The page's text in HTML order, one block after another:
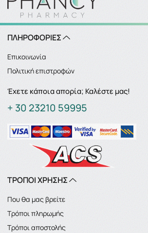
ΠΛΗΡΟΦΟΡΙΕΣ
Επικοινωνία
Πολιτική επιστροφών
Έχετε κάποια απορία; Καλέστε μας!
+ 30 23210 59995
ΤΡΟΠΟΙ ΧΡΗΣΗΣ
Που θα μας βρείτε
Τρόποι πληρωμής
Τρόποι αποστολής